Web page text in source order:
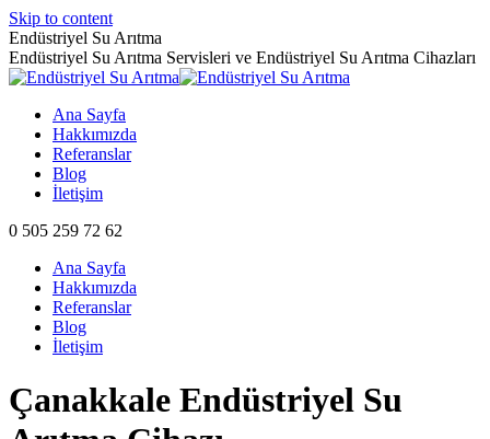
Skip to content
Endüstriyel Su Arıtma
Endüstriyel Su Arıtma Servisleri ve Endüstriyel Su Arıtma Cihazları
Ana Sayfa
Hakkımızda
Referanslar
Blog
İletişim
0 505 259 72 62
Ana Sayfa
Hakkımızda
Referanslar
Blog
İletişim
Çanakkale Endüstriyel Su